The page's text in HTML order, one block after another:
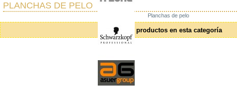
PLANCHAS DE PELO
Planchas de pelo
No hay productos en esta categoría